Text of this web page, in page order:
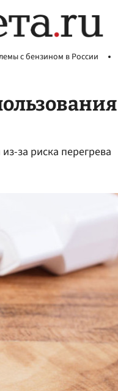
с бензином в России
за риска перегрева